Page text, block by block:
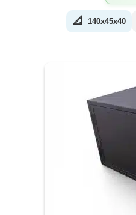
📐 140x45x40